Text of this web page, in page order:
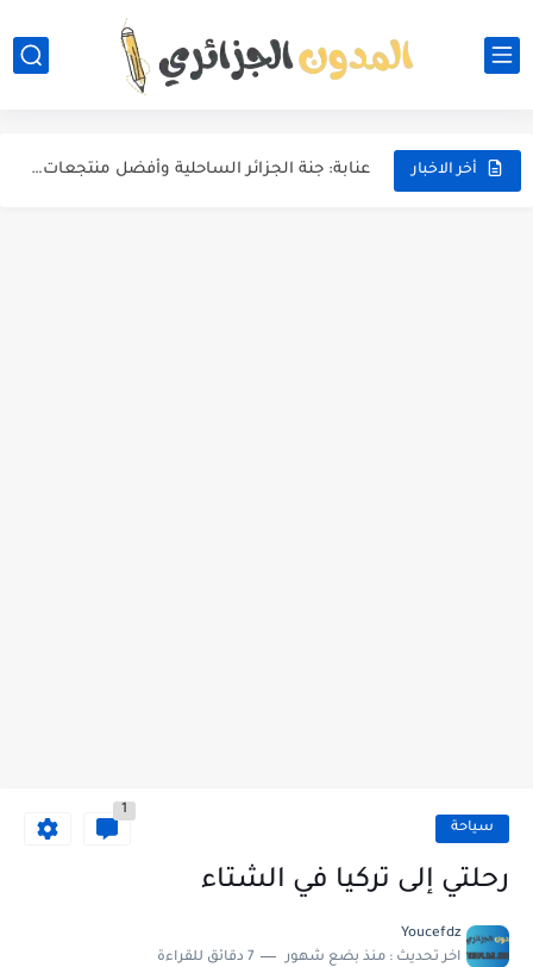
أخر الاخبار
أفضل الوجهات السياحية في تركيا 2026: دليل شامل للمسافرين العرب
عنابة: جنة الجزائر الساحلية وأفضل منتجعات الإقامة لقضاء عطلة لا...
سياحة
1
رحلتي إلى تركيا في الشتاء
Youcefdz
اخر تحديث : منذ بضع شهور 7 دقائق للقراءة